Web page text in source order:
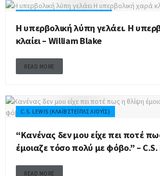
Η υπερβολική λύπη γελάει. Η
κλαίει – William Blake
READ MORE
C.S. LEWIS (ΚΛΆΙΒ ΣΤΈΙΠΛΣ ΛΙΟΎΙΣ)
“Κανένας δεν μου είχε πει ποτέ
έμοιαζε τόσο πολύ με φόβο.” –
READ MORE